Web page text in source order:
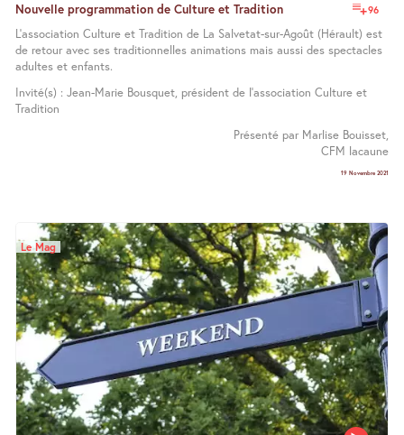
96
Nouvelle programmation de Culture et Tradition
L’association Culture et Tradition de La Salvetat-sur-Agoût (Hérault) est
de retour avec ses traditionnelles animations mais aussi des spectacles
adultes et enfants.
Invité(s) : Jean-Marie Bousquet, président de l’association Culture et
Tradition
Présenté par Marlise Bouisset,
CFM lacaune
19 Novembre 2021
Le Mag